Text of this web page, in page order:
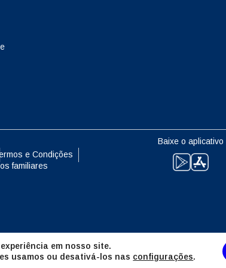
e Condições
familiares
Baixe o aplicativo
繁體中文
NZD - Dólar Neozelandês
em nosso site.
usamos ou desativá-los nas configurações.